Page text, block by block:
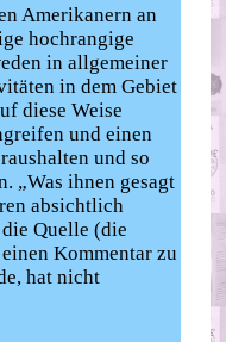
Amerikanern an
hochrangige
in allgemeiner
in dem Gebiet
diese Weise
und einen
und so
„Was ihnen gesagt
absichtlich
Quelle (die
Kommentar zu
hat nicht